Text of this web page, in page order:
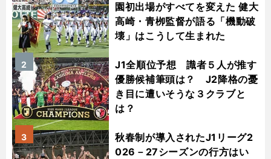
園初出場がすべてを変えた 健大
高崎・青栁監督が語る「機動破
壊」はこうして生まれた
J1全順位予想 識者５人が推す
優勝候補筆頭は？ J2降格の憂
き目に遭いそうな３クラブと
は？
2
秋春制が導入されたJ1リーグ2
026－27シーズンの行方はい
3